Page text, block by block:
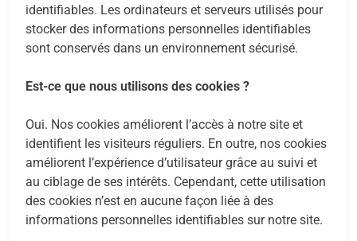
identifiables. Les ordinateurs et serveurs utilisés pour
stocker des informations personnelles identifiables
sont conservés dans un environnement sécurisé.
Est-ce que nous utilisons des cookies ?
Oui. Nos cookies améliorent l’accès à notre site et
identifient les visiteurs réguliers. En outre, nos cookies
améliorent l’expérience d’utilisateur grâce au suivi et
au ciblage de ses intérêts. Cependant, cette utilisation
des cookies n’est en aucune façon liée à des
informations personnelles identifiables sur notre site.